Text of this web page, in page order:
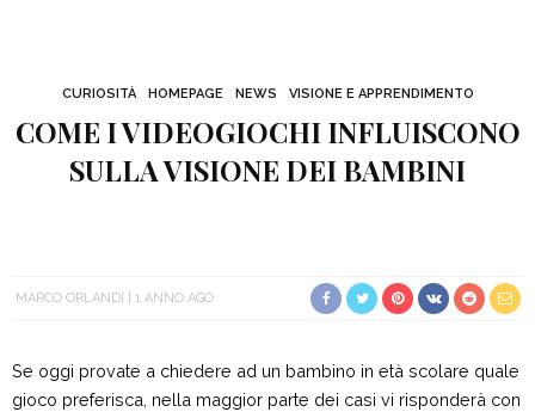
CURIOSITÀ HOMEPAGE NEWS VISIONE E APPRENDIMENTO
COME I VIDEOGIOCHI INFLUISCONO
SULLA VISIONE DEI BAMBINI
MARCO ORLANDI 1 ANNO AGO
Se oggi provate a chiedere ad un bambino in età scolare quale
gioco preferisca, nella maggior parte dei casi vi risponderà con